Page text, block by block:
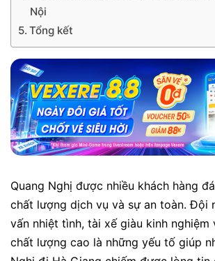
Nội
Tổng kết
Quang Nghị được nhiều khách hàng
chất lượng dịch vụ và sự an toàn. Đội
vấn nhiệt tình, tài xế giàu kinh nghiệm
chất lượng cao là những yếu tố giúp